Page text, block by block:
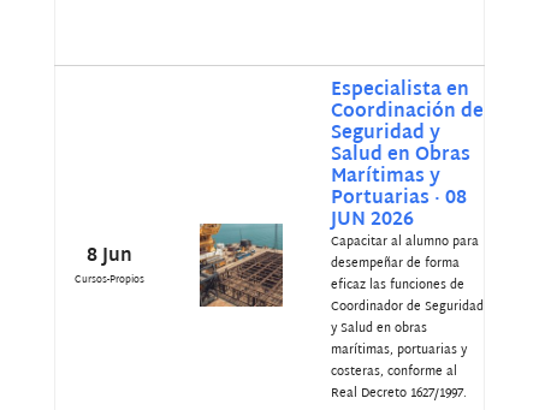
8 Jun
Cursos-Propios
Especialista en
Coordinación de
Seguridad y
Salud en Obras
Marítimas y
Portuarias · 08
JUN 2026
Capacitar al alumno para
desempeñar de forma
eficaz las funciones de
Coordinador de Seguridad
y Salud en obras
marítimas, portuarias y
costeras, conforme al
Real Decreto 1627/1997.